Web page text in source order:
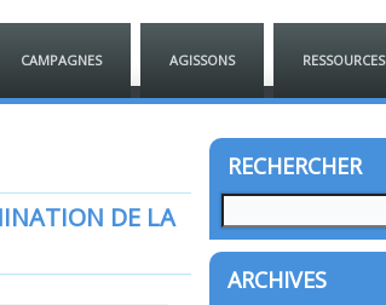
CAMPAGNES AGISSONS RESSOURCES
DE LA
RECHERCHER
ARCHIVES